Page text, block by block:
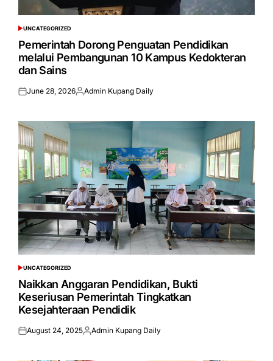
POSTED
IN
UNCATEGORIZED
Pemerintah Dorong Penguatan Pendidikan
melalui Pembangunan 10 Kampus Kedokteran
dan Sains
Posted
June 28, 2026Posted
Admin Kupang Daily
POSTED
IN
UNCATEGORIZED
Naikkan Anggaran Pendidikan, Bukti
Keseriusan Pemerintah Tingkatkan
Kesejahteraan Pendidik
Posted
August 24, 2025Posted
Admin Kupang Daily